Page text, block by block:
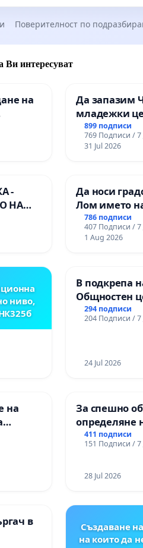
Поверителност по
Ви интересуват
на
по
в
Да запазим
младежки
Варна
899 подписи
769 Подписи / 7
31 Jul 2026
-
НА
НА
Да носи
Лом името
786 подписи
407 Подписи / 7
1 Aug 2026
ниво,
В подкрепа
Общностен
Църква
294 подписи
204 Подписи / 7
24 Jul 2026
на
За спешно
определяне
срокове и
цялостна
пътен възел
Момин
411 подписи
151 Подписи / 7
28 Jul 2026
в
Създаване
на които да